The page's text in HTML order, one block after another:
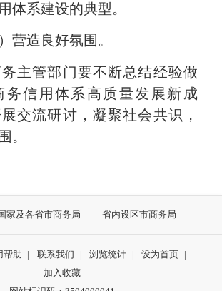
体系建设的典型。
造良好氛围。
管部门要不断总结经验做
务信用体系高质量发展新成
交流研讨，凝聚社会共识，
。
家及各省市商务局 省内设区市商务局
帮助 | 联系我们 | 浏览统计 | 设为首页 |
加入收藏